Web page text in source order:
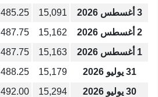
3 أغسطس 2026 15,091
485.25
2 أغسطس 2026
15,162
487.75
1 أغسطس 2026
15,163
487.75
31 يوليو 2026
15,179
488.25
30 يوليو 2026
15,294
492.00